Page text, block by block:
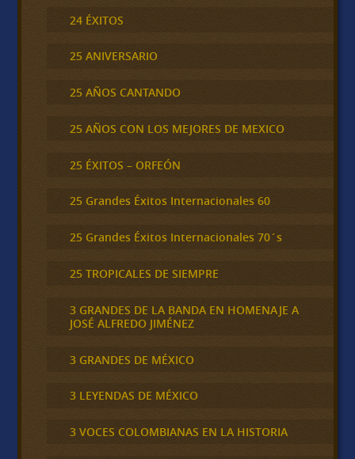
24 ÉXITOS
25 ANIVERSARIO
25 AÑOS CANTANDO
25 AÑOS CON LOS MEJORES DE MEXICO
25 ÉXITOS – ORFEÓN
25 Grandes Éxitos Internacionales 60
25 Grandes Éxitos Internacionales 70´s
25 TROPICALES DE SIEMPRE
3 GRANDES DE LA BANDA EN HOMENAJE A
JOSÉ ALFREDO JIMÉNEZ
3 GRANDES DE MÉXICO
3 LEYENDAS DE MÉXICO
3 VOCES COLOMBIANAS EN LA HISTORIA